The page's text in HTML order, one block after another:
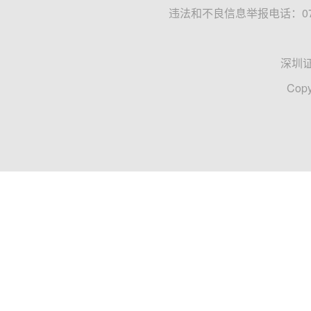
违法和不良信息举报电话：
深圳